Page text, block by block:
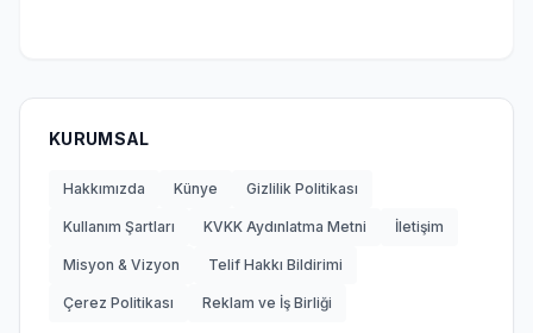
KURUMSAL
Hakkımızda Künye Gizlilik Politikası
Kullanım Şartları KVKK Aydınlatma Metni İletişim
Misyon & Vizyon Telif Hakkı Bildirimi
Çerez Politikası Reklam ve İş Birliği